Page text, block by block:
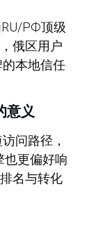
RU/РФ顶级
俄区用户
本地信任
意义
问路径，
也更偏好响
名与转化